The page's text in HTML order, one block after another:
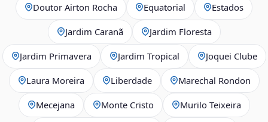
Doutor Airton Rocha Equatorial Estados
Jardim Caranã Jardim Floresta
Jardim Primavera Jardim Tropical Joquei Clube
Laura Moreira Liberdade Marechal Rondon
Mecejana Monte Cristo Murilo Teixeira